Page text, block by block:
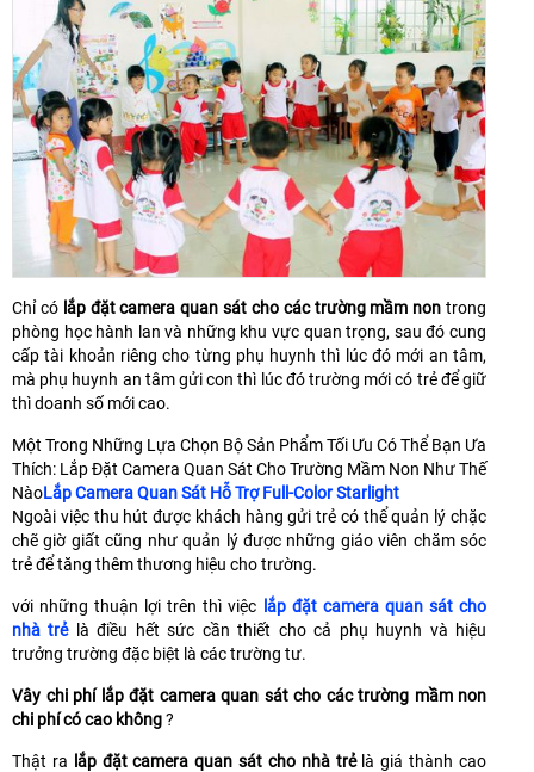
Chỉ có lắp đặt camera quan sát cho các trường mầm non trong
phòng học hành lan và những khu vực quan trọng, sau đó cung
cấp tài khoản riêng cho từng phụ huynh thì lúc đó mới an tâm,
mà phụ huynh an tâm gửi con thì lúc đó trường mới có trẻ để giữ
thì doanh số mới cao.
Một Trong Những Lựa Chọn Bộ Sản Phẩm Tối Ưu Có Thể Bạn Ưa
Thích: Lắp Đặt Camera Quan Sát Cho Trường Mầm Non Như Thế
NàoLắp Camera Quan Sát Hỗ Trợ Full-Color Starlight
Ngoài việc thu hút được khách hàng gửi trẻ có thể quản lý chặc
chẽ giờ giất cũng như quản lý được những giáo viên chăm sóc
trẻ để tăng thêm thương hiệu cho trường.
với những thuận lợi trên thì việc lắp đặt camera quan sát cho
nhà trẻlà điều hết sức cần thiết cho cả phụ huynh và hiệu
trưởng trường đặc biệt là các trường tư.
Vây chi phí lắp đặt camera quan sát cho các trường mầm non
chi phí có cao không?
Thật ra lắp đặt camera quan sát cho nhà trẻlà giá thành cao